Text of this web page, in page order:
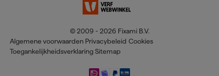
© 2009 - 2026 Fixami B.V.
Algemene voorwaarden Privacybeleid Cookies
Toegankelijkheidsverklaring Sitemap